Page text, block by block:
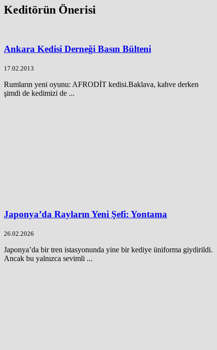
Keditörün Önerisi
Ankara Kedisi Derneği Basın Bülteni
17.02.2013
Rumların yeni oyunu: AFRODİT kedisi.Baklava, kahve derken
şimdi de kedimizi de ...
Japonya’da Rayların Yeni Şefi: Yontama
26.02.2026
Japonya’da bir tren istasyonunda yine bir kediye üniforma giydirildi.
Ancak bu yalnızca sevimli ...